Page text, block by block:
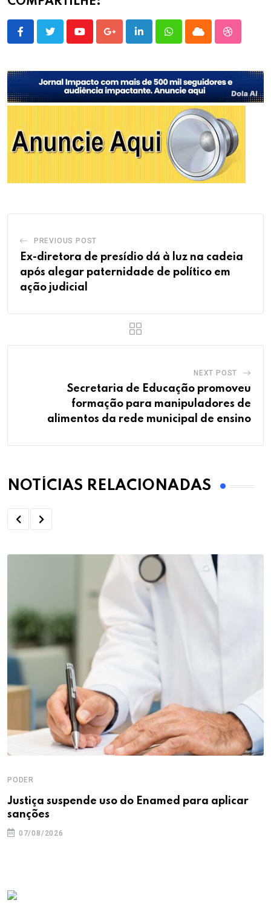
YoutubeGoogle+LinkedInWhatsappCloud
PREVIOUS POST
Ex-diretora de presídio dá à luz na cadeia
após alegar paternidade de político em
ação judicial
NEXT POST
Secretaria de Educação promoveu
formação para manipuladores de
alimentos da rede municipal de ensino
NOTÍCIAS RELACIONADAS
PODER
Justiça suspende uso do Enamed para aplicar
sanções
07/08/2026